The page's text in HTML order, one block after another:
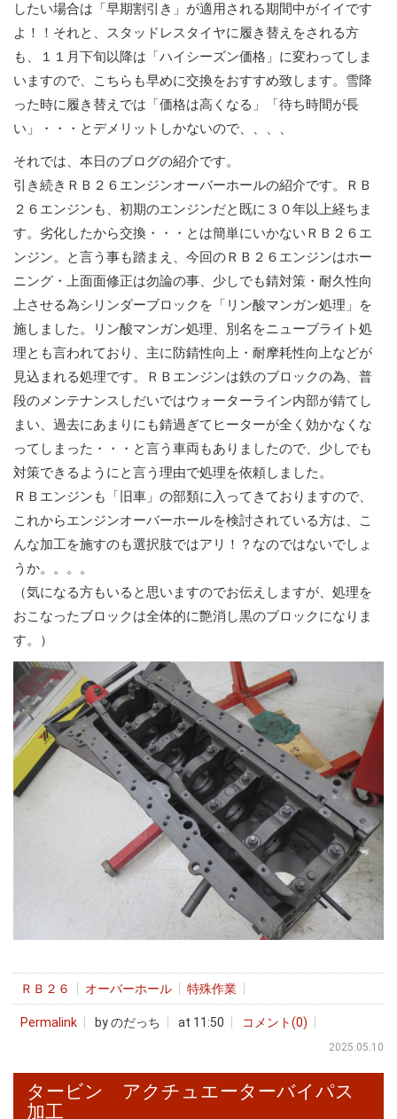
したい場合は「早期割引き」が適用される期間中がイイです
よ！！それと、スタッドレスタイヤに履き替えをされる方
も、１１月下旬以降は「ハイシーズン価格」に変わってしま
いますので、こちらも早めに交換をおすすめ致します。雪降
った時に履き替えでは「価格は高くなる」「待ち時間が長
い」・・・とデメリットしかないので、、、、
それでは、本日のブログの紹介です。
引き続きＲＢ２６エンジンオーバーホールの紹介です。ＲＢ
２６エンジンも、初期のエンジンだと既に３０年以上経ちま
す。劣化したから交換・・・とは簡単にいかないＲＢ２６エ
ンジン。と言う事も踏まえ、今回のＲＢ２６エンジンはホー
ニング・上面面修正は勿論の事、 少しでも錆対策・耐久性向
上させる為シリンダーブロックを「リン酸マンガン処理」を
施しました。リン酸マンガン処理、別名をニューブライト処
理とも言われており、主に防錆性向上・耐摩耗性向上などが
見込まれる処理です。ＲＢエンジンは鉄のブロックの為、普
段のメンテナンスしだいではウォーターライン内部が錆てし
まい、過去にあまりにも錆過ぎてヒーターが全く効かなくな
ってしまった・・・と言う車両もありましたので、少しでも
対策できるようにと言う理由で処理を依頼しました。
ＲＢエンジンも「旧車」の部類に入ってきておりますので、
これからエンジンオーバーホールを検討されている方は、こ
んな加工を施すのも選択肢ではアリ！？なのではないでしょ
うか。。。。
（気になる方もいると思いますのでお伝えしますが、処理を
おこなったブロックは全体的に艶消し黒のブロックになりま
す。）
ＲＢ２６ オーバーホール 特殊作業
Permalink by のだっち at 11:50 コメント(0)
2025.05.10
タービン アクチュエーターバイパス
加工